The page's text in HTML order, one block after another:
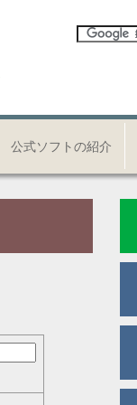
公式ソフトの紹介